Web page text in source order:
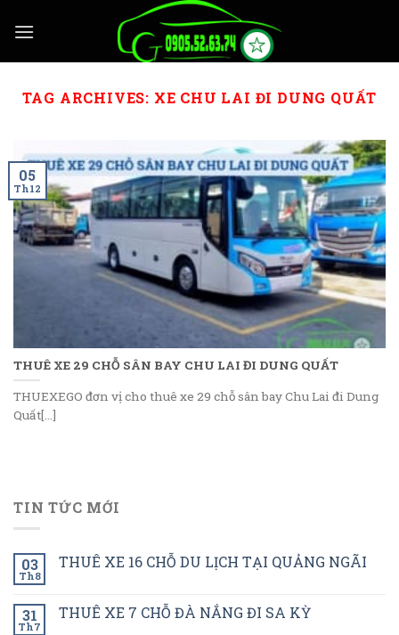
TAG ARCHIVES: XE CHU LAI ĐI DUNG QUẤT
THUÊ XE 29 CHỖ SÂN BAY CHU LAI ĐI DUNG QUẤT
THUEXEGO đơn vị cho thuê xe 29 chỗ sân bay Chu Lai đi Dung
Quất[...]
05
Th12
TIN TỨC MỚI
03
Th8
THUÊ XE 16 CHỖ DU LỊCH TẠI QUẢNG NGÃI
31
Th7
THUÊ XE 7 CHỖ ĐÀ NẮNG ĐI SA KỲ